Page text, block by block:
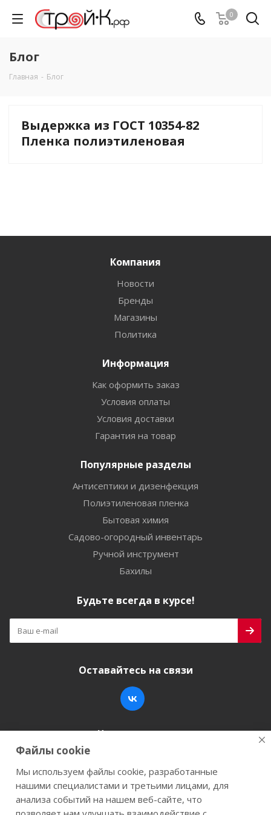
0
Блог
Главная - Блог
Выдержка из ГОСТ 10354-82
Пленка полиэтиленовая
Компания
Новости
Бренды
Магазины
Политика
Информация
Как оформить заказ
Условия оплаты
Условия доставки
Гарантия на товар
Популярные разделы
Антисептики и дизенфекция
Полиэтиленовая пленка
Бытовая химия
Садово-огородный инвентарь
Ручной инструмент
Бахилы
Будьте всегда в курсе!
Оставайтесь на связи
Наши контакты
+7 (846) 200-05-15
г. Самара, ул. Заводское шоссе, 17
Файлы cookie
Мы используем файлы cookie, разработанные
нашими специалистами и третьими лицами, для
анализа событий на нашем веб-сайте, что